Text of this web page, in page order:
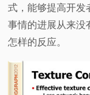
式，能够提高开发
事情的进展从来没
怎样的反应。